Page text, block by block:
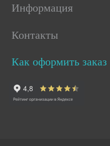
Информация
Контакты
Как оформить заказ